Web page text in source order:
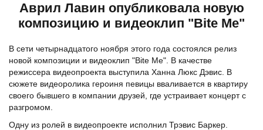
Аврил Лавин опубликовала новую
композицию и видеоклип "Bite Me"
В сети четырнадцатого ноября этого года состоялся релиз
новой композиции и видеоклип "Bite Me". В качестве
режиссера видеопроекта выступила Ханна Люкс Дэвис. В
сюжете видеоролика героиня певицы вваливается в квартиру
своего бывшего в компании друзей, где устраивает концерт с
разгромом.
Одну из ролей в видеопроекте исполнил Трэвис Баркер.